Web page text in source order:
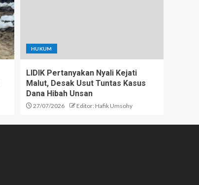
HUKUM
LIDIK Pertanyakan Nyali Kejati
Malut, Desak Usut Tuntas Kasus
Dana Hibah Unsan
27/07/2026 Editor: Hafik Umsohy